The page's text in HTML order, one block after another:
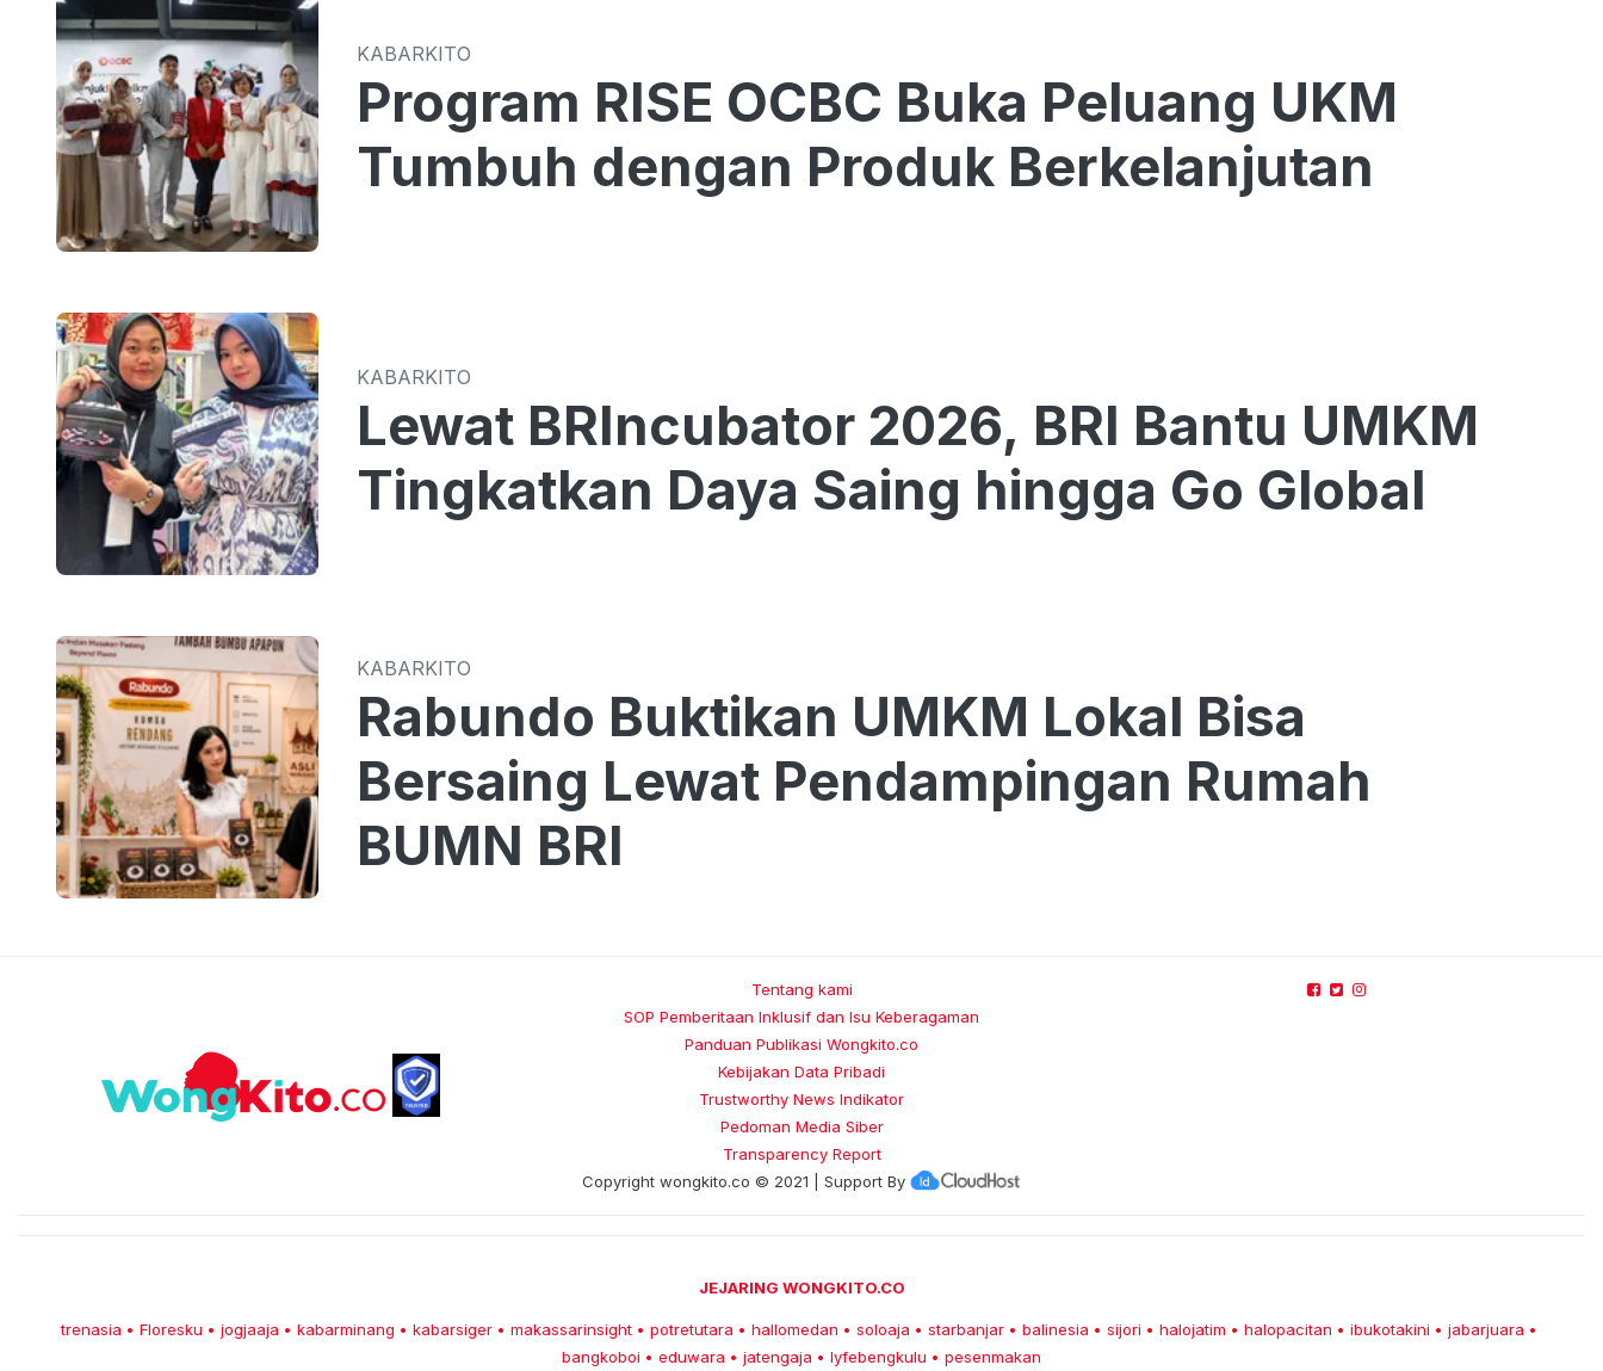
KABARKITO
Program RISE OCBC Buka Peluang UKM
Tumbuh dengan Produk Berkelanjutan
KABARKITO
Lewat BRIncubator 2026, BRI Bantu UMKM
Tingkatkan Daya Saing hingga Go Global
KABARKITO
Rabundo Buktikan UMKM Lokal Bisa
Bersaing Lewat Pendampingan Rumah
BUMN BRI
Tentang kami
SOP Pemberitaan Inklusif dan Isu Keberagaman
Panduan Publikasi Wongkito.co
Kebijakan Data Pribadi
Trustworthy News Indikator
Pedoman Media Siber
Transparency Report
Copyright wongkito.co © 2021 | Support By
JEJARING WONGKITO.CO
trenasia • Floresku • jogjaaja • kabarminang • kabarsiger • makassarinsight • potretutara • hallomedan • soloaja • starbanjar • balinesia • sijori • halojatim • halopacitan • ibukotakini • jabarjuara •
bangkoboi • eduwara • jatengaja • lyfebengkulu • pesenmakan